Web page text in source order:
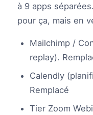
à 9 apps
pour ça, mais en
Mailchimp /
replay).
Calendly
Remplacé
Tier Zoom